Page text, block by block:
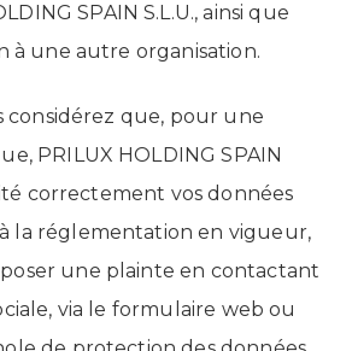
SPAIN S.L.U., ainsi que
à une autre organisation.
considérez que, pour une
PRILUX HOLDING SPAIN
correctement vos données
la réglementation en vigueur,
une plainte en contactant
via le formulaire web ou